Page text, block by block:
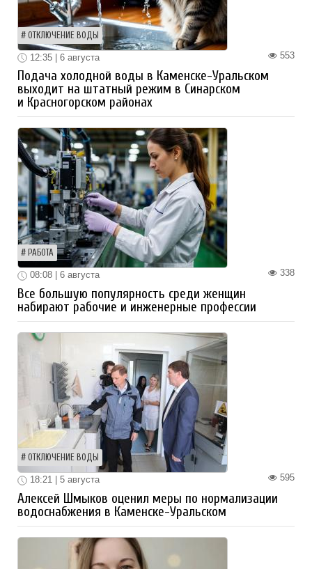
ОТКЛЮЧЕНИЕ ВОДЫ
553
12:35 | 6 августа
Подача холодной воды в Каменске-Уральском
выходит на штатный режим в Синарском
и Красногорском районах
РАБОТА
338
08:08 | 6 августа
Все большую популярность среди женщин
набирают рабочие и инженерные профессии
ОТКЛЮЧЕНИЕ ВОДЫ
595
18:21 | 5 августа
Алексей Шмыков оценил меры по нормализации
водоснабжения в Каменске-Уральском